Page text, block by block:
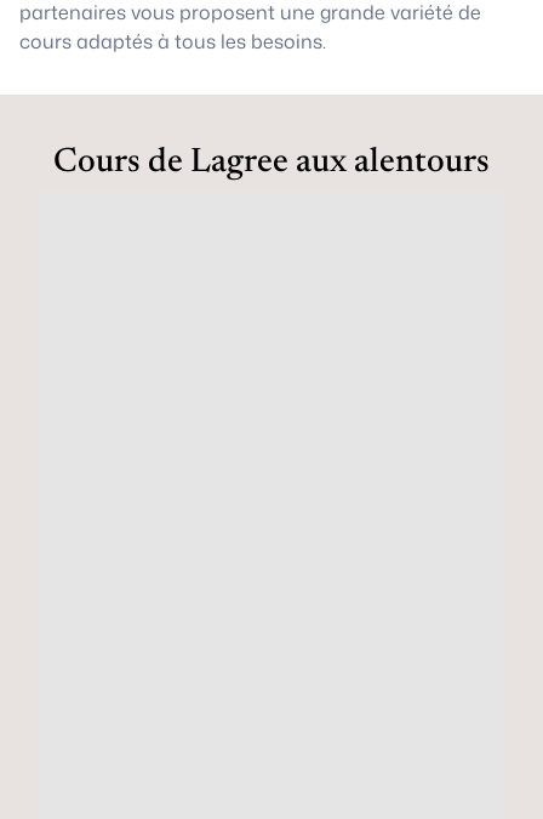
partenaires vous proposent une grande variété de
cours adaptés à tous les besoins.
Cours de Lagree aux alentours